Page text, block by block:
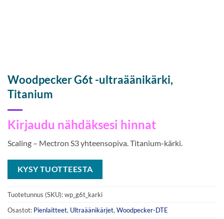
Woodpecker G6t -ultraäänikärki,
Titanium
Kirjaudu nähdäksesi hinnat
Scaling – Mectron S3 yhteensopiva. Titanium-kärki.
KYSY TUOTTEESTA
Tuotetunnus (SKU):wp_g6t_karki
Osastot: Pienlaitteet, Ultraäänikärjet,Woodpecker-DTE